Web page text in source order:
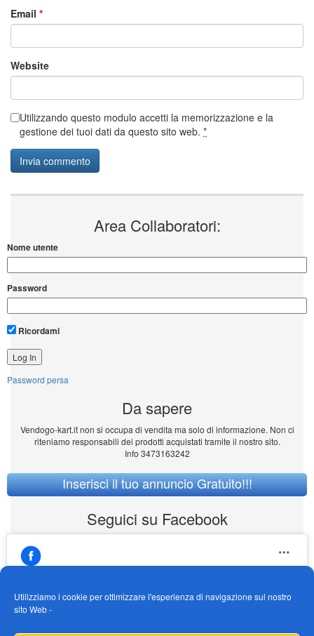
Utilizziamo i cookie per ottimizzare l'esperienza di navigazione sul nostro
sito Web -
Email *
Website
Utilizzando questo modulo accetti la memorizzazione e la
gestione dei tuoi dati da questo sito web. *
Area Collaboratori:
Nome utente
Password
Ricordami
Password persa
Da sapere
Vendogo-kart.it non si occupa di vendita ma solo di informazione. Non ci
riteniamo responsabili dei prodotti acquistati tramite il nostro sito.
Info 3473163242
Inserisci il tuo annuncio Gratuito!!!
Seguici su Facebook